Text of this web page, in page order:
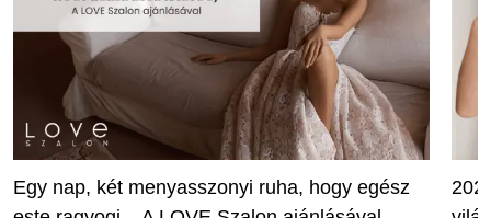
Egy nap, két menyasszonyi ruha, hogy egész